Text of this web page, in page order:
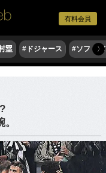
有料会員
塁 #ドジャース #ソフト〉